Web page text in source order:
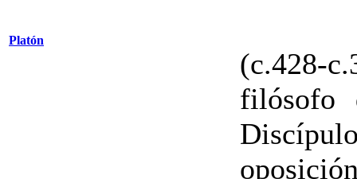
Platón
(c.428-
filósofo